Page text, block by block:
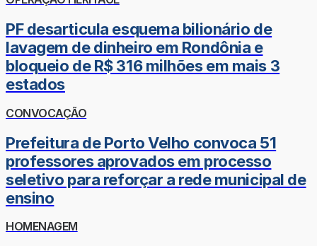
PF desarticula esquema bilionário de
lavagem de dinheiro em Rondônia e
bloqueio de R$ 316 milhões em mais 3
estados
CONVOCAÇÃO
Prefeitura de Porto Velho convoca 51
professores aprovados em processo
seletivo para reforçar a rede municipal de
ensino
HOMENAGEM